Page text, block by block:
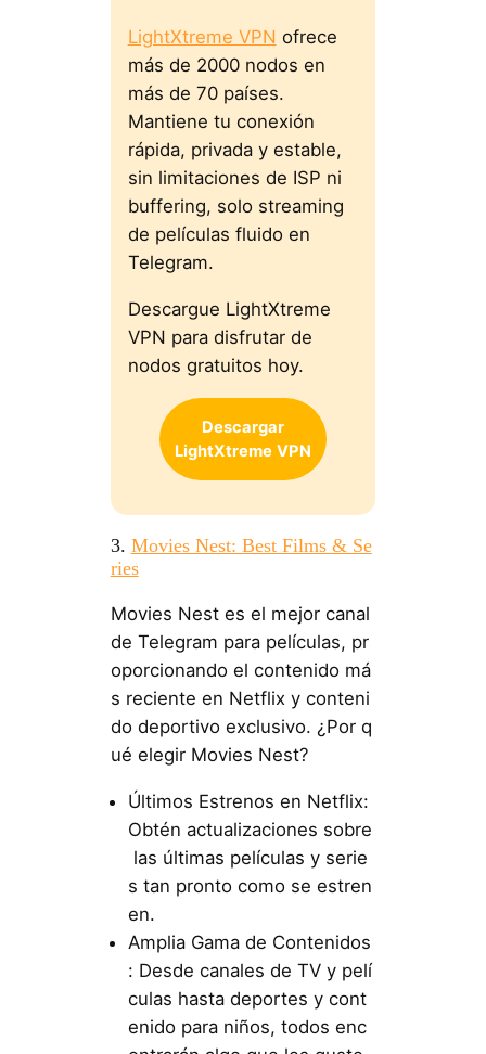
LightXtreme VPN ofrece
más de 2000 nodos en
más de 70 países.
Mantiene tu conexión
rápida, privada y estable,
sin limitaciones de ISP ni
buffering, solo streaming
de películas fluido en
Telegram.
Descargue LightXtreme
VPN para disfrutar de
nodos gratuitos hoy.
Descargar
LightXtreme VPN
3. Movies Nest: Best Films & Se
ries
Movies Nest es el mejor canal
de Telegram para películas, pr
oporcionando el contenido má
s reciente en Netflix y conteni
do deportivo exclusivo. ¿Por q
ué elegir Movies Nest?
Últimos Estrenos en Netflix:
Obtén actualizaciones sobre
las últimas películas y serie
s tan pronto como se estren
en.
Amplia Gama de Contenidos
: Desde canales de TV y pelí
culas hasta deportes y cont
enido para niños, todos enc